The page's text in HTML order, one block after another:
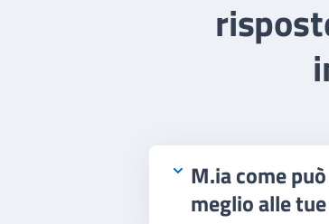
M.ia come
meglio alle